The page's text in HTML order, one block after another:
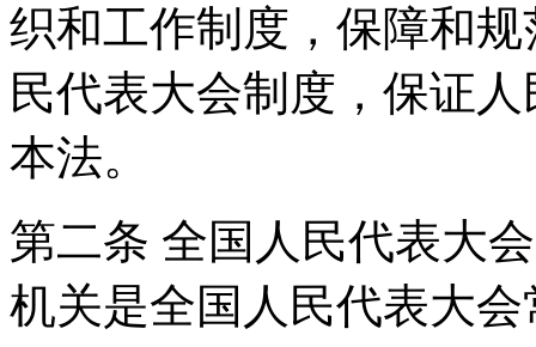
织和工作制度，保障和
民代表大会制度，保证
本法。
第二条 全国人民代表大
机关是全国人民代表大